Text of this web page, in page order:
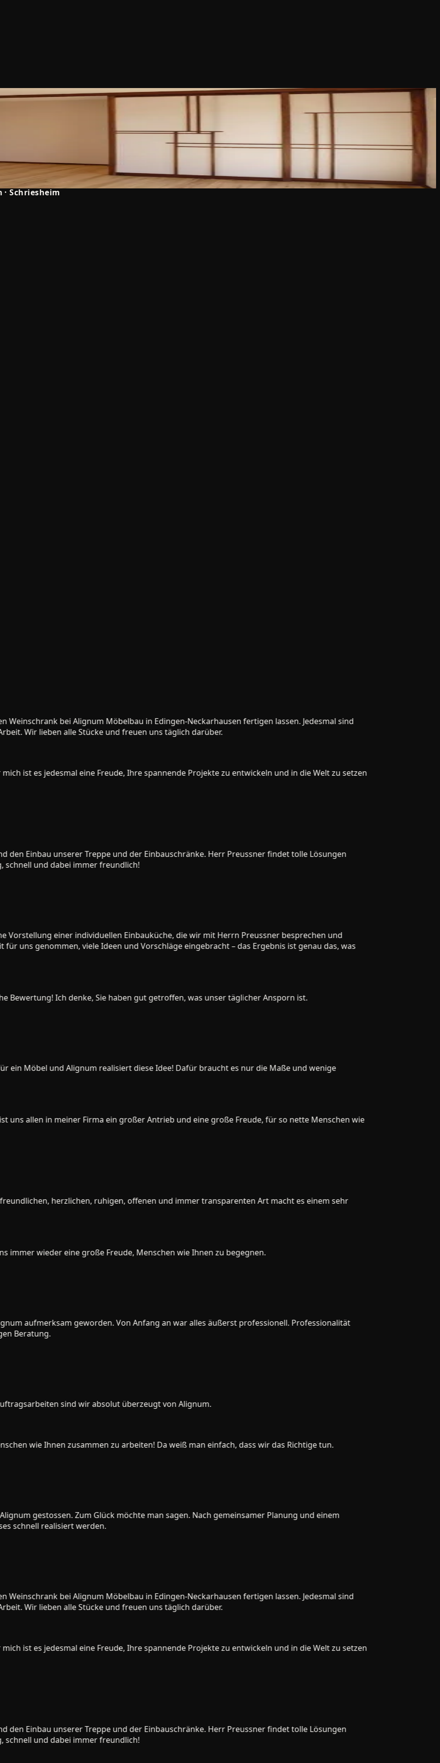
·Schriesheim
bei Alignum Möbelbau in Edingen-Neckarhausen fertigen lassen. Jedesmal sind
Wir lieben alle Stücke und freuen uns täglich darüber.
ist es jedesmal eine Freude, Ihre spannende Projekte zu entwickeln und in die Welt zu setzen
Einbau unserer Treppe und der Einbauschränke. Herr Preussner findet tolle Lösungen
und dabei immer freundlich!
einer individuellen Einbauküche, die wir mit Herrn Preussner besprechen und
genommen, viele Ideen und Vorschläge eingebracht – das Ergebnis ist genau das, was
Ich denke, Sie haben gut getroffen, was unser täglicher Ansporn ist.
Möbel und Alignum realisiert diese Idee! Dafür braucht es nur die Maße und wenige
allen in meiner Firma ein großer Antrieb und eine große Freude, für so nette Menschen wie
herzlichen, ruhigen, offenen und immer transparenten Art macht es einem sehr
wieder eine große Freude, Menschen wie Ihnen zu begegnen.
aufmerksam geworden. Von Anfang an war alles äußerst professionell. Professionalität
Beratung.
sind wir absolut überzeugt von Alignum.
wie Ihnen zusammen zu arbeiten! Da weiß man einfach, dass wir das Richtige tun.
gestossen. Zum Glück möchte man sagen. Nach gemeinsamer Planung und einem
realisiert werden.
bei Alignum Möbelbau in Edingen-Neckarhausen fertigen lassen. Jedesmal sind
Wir lieben alle Stücke und freuen uns täglich darüber.
ist es jedesmal eine Freude, Ihre spannende Projekte zu entwickeln und in die Welt zu setzen
Einbau unserer Treppe und der Einbauschränke. Herr Preussner findet tolle Lösungen
und dabei immer freundlich!